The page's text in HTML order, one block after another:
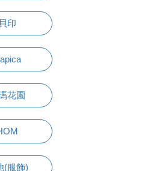
貝印
花園
(服飾)